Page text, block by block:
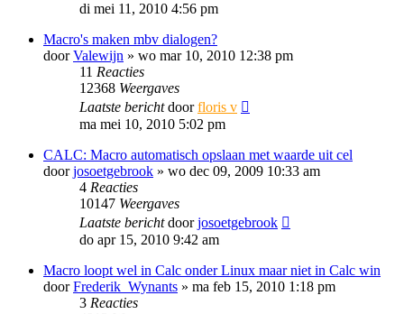
di mei 11, 2010 4:56 pm
Macro's maken mbv dialogen?
doorValewijn » wo mar 10, 2010 12:38 pm
11 Reacties
12368 Weergaves
Laatste berichtdoorfloris v
ma mei 10, 2010 5:02 pm
CALC: Macro automatisch opslaan met waarde uit cel
doorjosoetgebrook » wo dec 09, 2009 10:33 am
4 Reacties
10147 Weergaves
Laatste berichtdoorjosoetgebrook
do apr 15, 2010 9:42 am
Macro loopt wel in Calc onder Linux maar niet in Calc win
doorFrederik_Wynants » ma feb 15, 2010 1:18 pm
3 Reacties